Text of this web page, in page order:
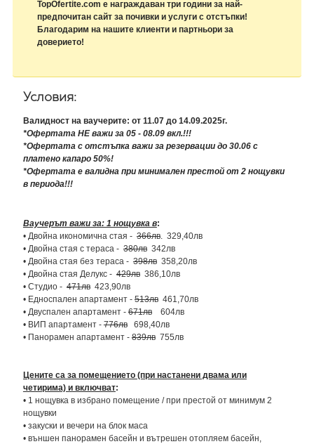
TopOfertite.com е награждаван три години за най-
предпочитан сайт за почивки и услуги с отстъпки!
Благодарим на нашите клиенти и партньори за
доверието!
Условия:
Валидност на ваучерите: от 11.07 до 14.09.2025г.
*Офертата НЕ важи за 05 - 08.09 вкл.!!!
*Офертата с отстъпка важи за резервации до 30.06 с
платено капаро 50%!
*Офертата е валидна при минимален престой от 2 нощувки
в периода!!!
Ваучерът важи за: 1 нощувка в:
• Двойна икономична стая - 366лв. 329,40лв
• Двойна стая с тераса - 380лв342лв
• Двойна стая без тераса - 398лв358,20лв
• Двойна стая Делукс - 429лв386,10лв
• Студио - 471лв423,90лв
• Едноспален апартамент - 513лв461,70лв
• Двуспален апартамент - 671лв604лв
• ВИП апартамент - 776лв698,40лв
• Панорамен апартамент - 839лв755лв
Цените са за помещението (при настанени двама или
четирима) и включват:
• 1 нощувка в избрано помещение / при престой от минимум 2
нощувки
• закуски и вечери на блок маса
• външен панорамен басейн и вътрешен отопляем басейн,